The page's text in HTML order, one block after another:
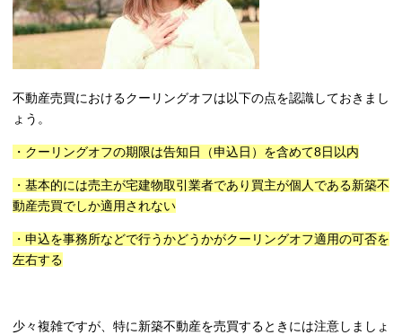
不動産売買におけるクーリングオフは以下の点を認識しておきまし
ょう。
・クーリングオフの期限は告知日（申込日）を含めて8日以内
・基本的には売主が宅建物取引業者であり買主が個人である新築不
動産売買でしか適用されない
・申込を事務所などで行うかどうかがクーリングオフ適用の可否を
左右する
少々複雑ですが、特に新築不動産を売買するときには注意しましょ